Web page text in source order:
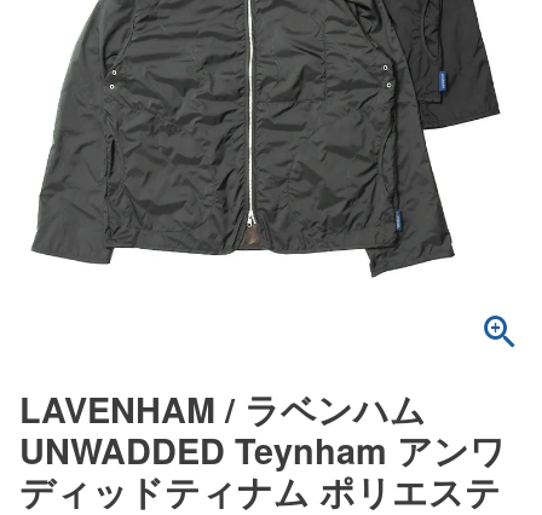
LAVENHAM / ラベンハム
UNWADDED Teynham アンワ
ディッドティナム ポリエステ